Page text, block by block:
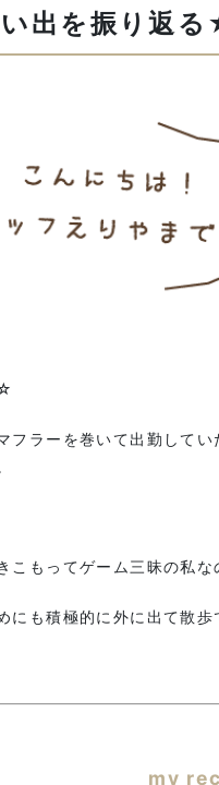
出を振り返
フラーを巻いて出勤して
こもってゲーム三昧の私な
にも積極的に外に出て散
my